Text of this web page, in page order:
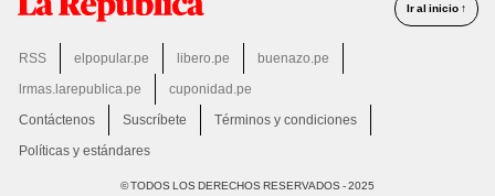
Ir al inicio ↑
RSS elpopular.pe libero.pe
buenazo.pe
lrmas.larepublica.pe
cuponidad.pe
Contáctenos
Suscríbete
Términos y condiciones
Políticas y estándares
© TODOS LOS DERECHOS RESERVADOS - 2025